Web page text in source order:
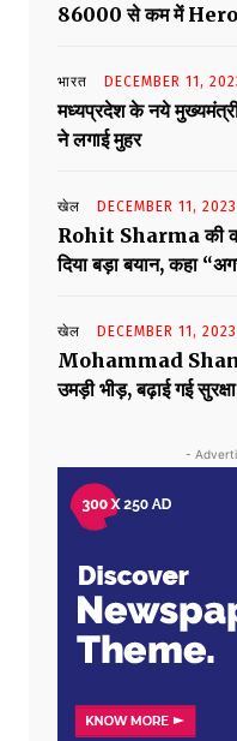
86000 से कम में Hero
भारत DECEMBER 11,
मध्यप्रदेश के नये मुख्यमंत्री
ने लगाई मुहर
खेल DECEMBER 11,
Rohit Sharma की
दिया बड़ा बयान, कहा
खेल DECEMBER 11,
Mohammad
उमड़ी भीड़, बढ़ाई गई
-